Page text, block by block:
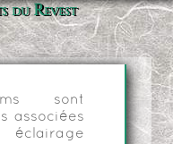
du Revest
sont
associées